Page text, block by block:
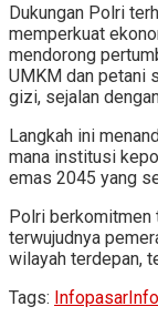
Dukungan Polri
memperkuat
mendorong
UMKM dan petani
gizi, sejalan
Langkah ini
mana institusi
emas 2045 yang
Polri berkomitmen
terwujudnya
wilayah terdepan,
Tags: Infopasar